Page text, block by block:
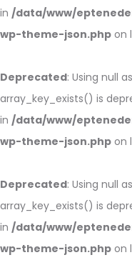
in /data/www/
wp-theme-json.php on
Deprecated: Using null
array_key_exists() is
in /data/www/
wp-theme-json.php on
Deprecated: Using null
array_key_exists() is
in /data/www/
wp-theme-json.php on